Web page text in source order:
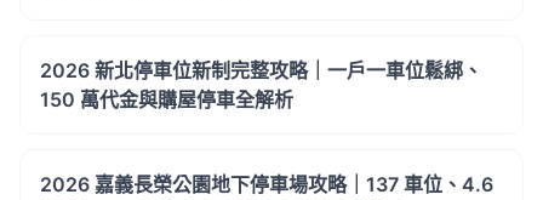
2026 新北停車位新制完整攻略｜一戶一車位鬆綁、
150 萬代金與購屋停車全解析
2026 嘉義長榮公園地下停車場攻略｜137 車位、4.6